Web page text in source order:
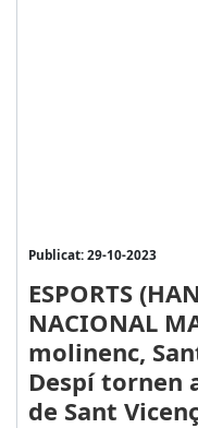
Publicat: 29-10-2023
ESPORTS
NACIONAL
molinenc,
Despí tornen
de Sant